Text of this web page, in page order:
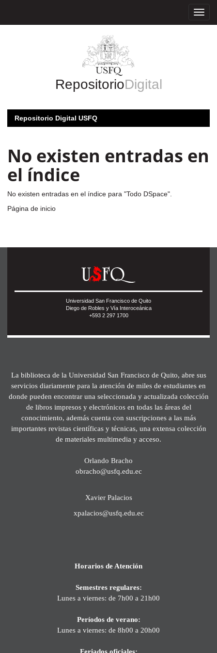
RepositorioDigital
Repositorio Digital USFQ
No existen entradas en
el índice
No existen entradas en el índice para "Todo DSpace".
Página de inicio
Universidad San Francisco de Quito
Diego de Robles y Vía Interoceánica
+593 2 297 1700
La biblioteca de la Universidad San Francisco de Quito, abre sus
servicios diariamente para la atención de miles de estudiantes en
donde pueden encontrar una seleccionada y actualizada colección
de libros impresos y electrónicos en todas las áreas del
conocimiento, además cuenta con suscripciones a las más
importantes revistas científicas y técnicas, una extensa colección
de materiales multimedia y acceso.
Orlando Bracho
obracho@usfq.edu.ec
Xavier Palacios
xpalacios@usfq.edu.ec
Horarios de Atención
Semestres regulares:
Lunes a viernes: de 7h00 a 21h00
Períodos de verano:
Lunes a viernes: de 8h00 a 20h00
Feriados oficiales: